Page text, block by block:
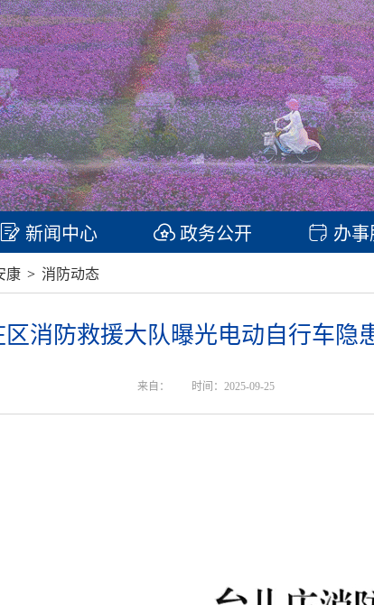
新闻中心 政务公开 办事
康 > 消防动态
区消防救援大队曝光电动自行车隐
来自： 时间：2025-09-25